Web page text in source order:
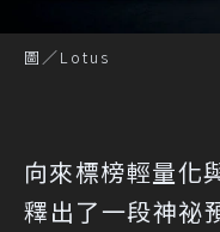
圖／Lotus
向來標榜輕量化
釋出了一段神祕